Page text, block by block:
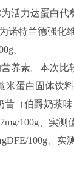
活力达蛋白代
诺特兰德强化
。
养素。本次比
米蛋白固体饮
昔（伯爵奶茶
100g、实测
100g、实